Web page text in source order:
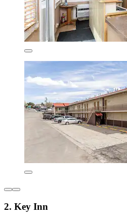
2. Key Inn